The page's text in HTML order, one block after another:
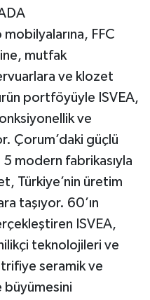
FFC
mutfak
ve klozet
portföyüyle ISVEA,
ve
Çorum’daki güçlü
modern fabrikasıyla
Türkiye’nin üretim
taşıyor. 60’ın
ISVEA,
teknolojileri ve
seramik ve
büyümesini